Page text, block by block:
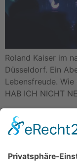
Roland Kaiser im
Düsseldorf. Ein
Lebensfreude.
HAB ICH NICHT
Die